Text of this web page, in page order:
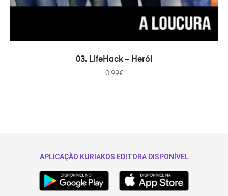
IN DEN WARENKORB
03. LifeHack – Herói
0.99€
APLICAÇÃO KURIAKOS EDITORA DISPONÍVEL